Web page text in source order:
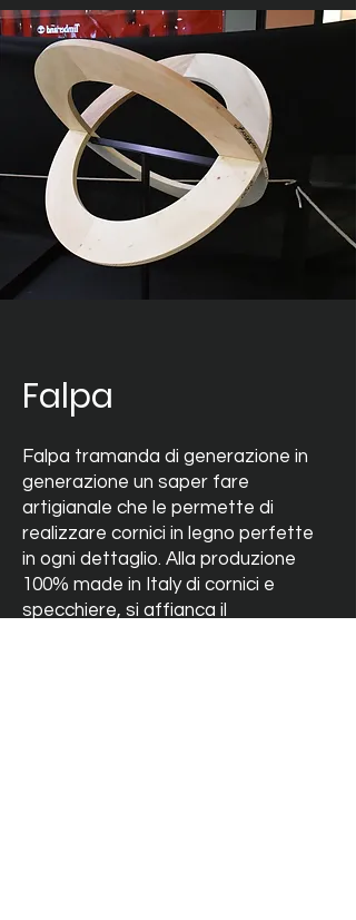
Falpa
Falpa tramanda di generazione in
generazione un saper fare
artigianale che le permette di
realizzare cornici in legno perfette
in ogni dettaglio. Alla produzione
100% made in Italy di cornici e
specchiere, si affianca il